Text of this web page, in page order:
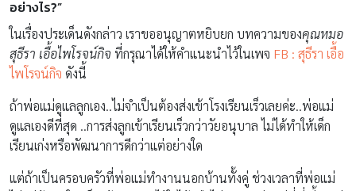
อย่างไร?”
ในเรื่องประเด็นดังกล่าว เราขออนุญาตหยิบยก บทความของคุณหมอ
สุธีรา เอื้อไพโรจน์กิจ ที่กรุณาได้ให้คำแนะนำไว้ในเพจ FB : สุธีรา เอื้อ
ไพโรจน์กิจ ดังนี้
ถ้าพ่อแม่ดูแลลูกเอง..ไม่จำเป็นต้องส่งเข้าโรงเรียนเร็วเลยค่ะ..พ่อแม่
ดูแลเองดีที่สุด ..การส่งลูกเข้าเรียนเร็วกว่าวัยอนุบาล ไม่ได้ทำให้เด็ก
เรียนเก่งหรือพัฒนาการดีกว่าแต่อย่างใด
แต่ถ้าเป็นครอบครัวที่พ่อแม่ทำงานนอกบ้านทั้งคู่ ช่วงเวลาที่พ่อแม่